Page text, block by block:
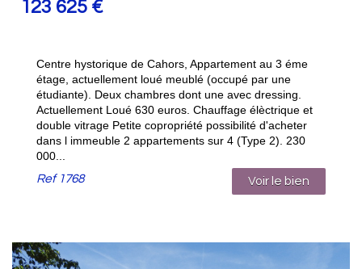
123 625 €
Centre hystorique de Cahors, Appartement au 3 éme
étage, actuellement loué meublé (occupé par une
étudiante). Deux chambres dont une avec dressing.
Actuellement Loué 630 euros. Chauffage élèctrique et
double vitrage Petite copropriété possibilité d'acheter
dans l immeuble 2 appartements sur 4 (Type 2). 230
000...
Ref1768 Voir le bien